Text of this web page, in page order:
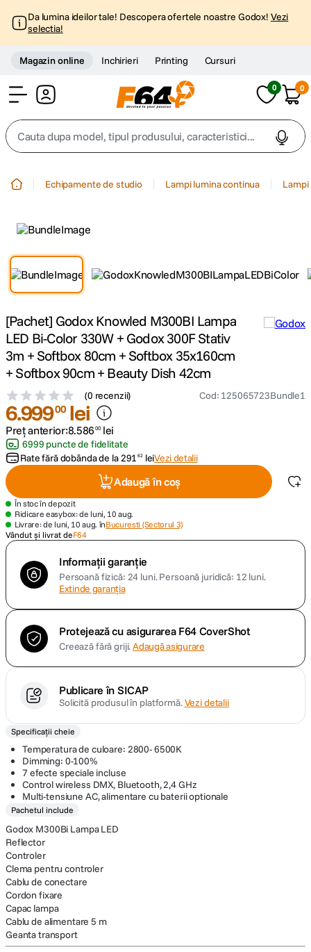
Da lumina ideilor tale! Descopera ofertele noastre Godox! Vezi
selectia!
Magazin online Inchirieri Printing Cursuri
0 0
Cauta dupa model, tipul produsului, caracteristici...
3. trepied telefon
5. canon sx740 hs
6. lavaliera
7. sony fx
8. card memorie
dji mic mini
10 . dji osmo
Echipamente de studio Lampi lumina continua
[Pachet] Godox Knowled M300BI Lampa
LED Bi-Color 330W + Godox 300F Stativ
3m + Softbox 80cm + Softbox 35x160cm
+ Softbox 90cm + Beauty Dish 42cm
(0 recenzii) Cod: 125065723Bundle1
6.99900 lei
Preț anterior:8.586 00 lei
6999 puncte de fidelitate
Rate fără dobânda de la291 62 leiVezi detalii
Adaugă în coș
În stoc în depozit
Ridicare easybox: de luni, 10 aug.
Livrare: de luni, 10 aug. înBucuresti (Sectorul 3)
Vândut și livrat deF64
Informații garanție
Persoană fizică: 24 luni.Persoană juridică: 12 luni.
Extinde garanția
Protejează cu asigurarea F64 CoverShot
Creează fără griji.Adaugă asigurare
Publicare în SICAP
Solicită produsul în platformă.Vezi detalii
Specificații cheie
Temperatura de culoare: 2800- 6500K
Dimming: 0-100%
7 efecte speciale incluse
Control wireless DMX, Bluetooth, 2,4 GHz
Multi-tensiune AC, alimentare cu baterii optionale
Pachetul include
Godox M300Bi Lampa LED
Reflector
Controler
Clema pentru controler
Cablu de conectare
Cordon fixare
Capac lampa
Cablu de alimentare 5 m
Geanta transport